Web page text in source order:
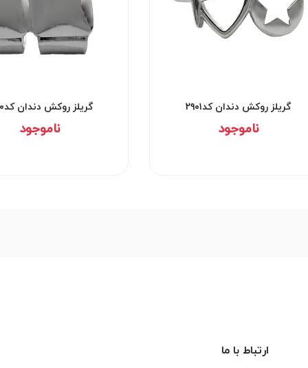
گریلز روکش دندان کد۲۹۰۱
ناموجود
گریلز روکش دندان کد۲۹۰۰
ناموجود
ارتباط با ما